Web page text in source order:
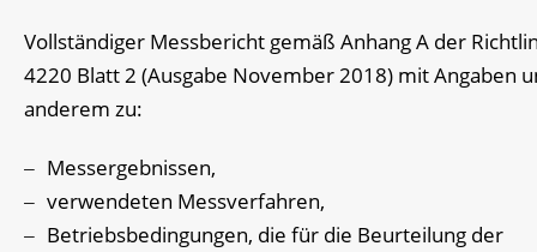
Vollständiger Messbericht gemäß Anhang A der
4220 Blatt 2 (Ausgabe November 2018) mit Angaben
anderem zu:
Messergebnissen,
verwendeten Messverfahren,
Betriebsbedingungen, die für die Beurteilung der